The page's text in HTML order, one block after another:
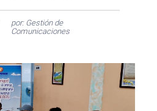
por: Gestión de
Comunicaciones